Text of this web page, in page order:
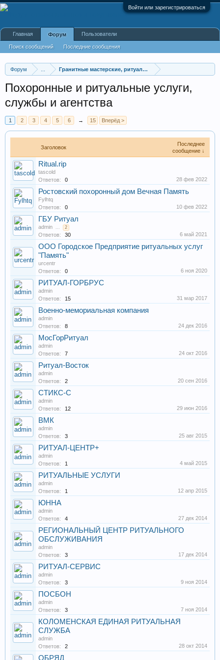
Войти или зарегистрироваться
Форум Гранитные мастерские, ритуальные услуги
Похоронные и ритуальные услуги,
службы и агентства
1 2 3 4 5 6 → 15 Вперёд >
Заголовок
Последнее
сообщение ↓
Ritual.rip
tascold
Ответов:
0 28 фев 2022
Ростовский похоронный дом Вечная Память
Fylhtq
Ответов:
0 10 фев 2022
ГБУ Ритуал
admin ... 2
Ответов: 30 6 май 2021
ООО Городское Предприятие ритуальных услуг
"Память"
urcentr
Ответов:
0 6 ноя 2020
РИТУАЛ-ГОРБРУС
admin
Ответов:
15 31 мар 2017
Военно-мемориальная компания
admin
Ответов:
8 24 дек 2016
МосГорРитуал
admin
Ответов:
7 24 окт 2016
Ритуал-Восток
admin
Ответов:
2 20 сен 2016
СТИКС-С
admin
Ответов:
12 29 июн 2016
ВМК
admin
Ответов:
3 25 авг 2015
РИТУАЛ-ЦЕНТР+
admin
Ответов:
1 4 май 2015
РИТУАЛЬНЫЕ УСЛУГИ
admin
Ответов:
1 12 апр 2015
ЮННА
admin
Ответов:
4 27 дек 2014
РЕГИОНАЛЬНЫЙ ЦЕНТР РИТУАЛЬНОГО
ОБСЛУЖИВАНИЯ
admin
Ответов:
3 17 дек 2014
РИТУАЛ-СЕРВИС
admin
Ответов:
3 9 ноя 2014
ПОСБОН
admin
Ответов:
3 7 ноя 2014
КОЛОМЕНСКАЯ ЕДИНАЯ РИТУАЛЬНАЯ
СЛУЖБА
admin
Ответов:
2 28 окт 2014
ОБРЯД
Главная Форум
Поиск сообщений Последние сообщения
Пользователи